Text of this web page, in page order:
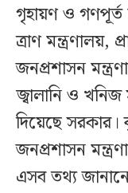
গৃহায়ণ ও গণপূর্ত
ত্রাণ মন্ত্রণালয়,
জনপ্রশাসন
জ্বালানি ও
দিয়েছে
জনপ্রশাসন
এসব তথ্য